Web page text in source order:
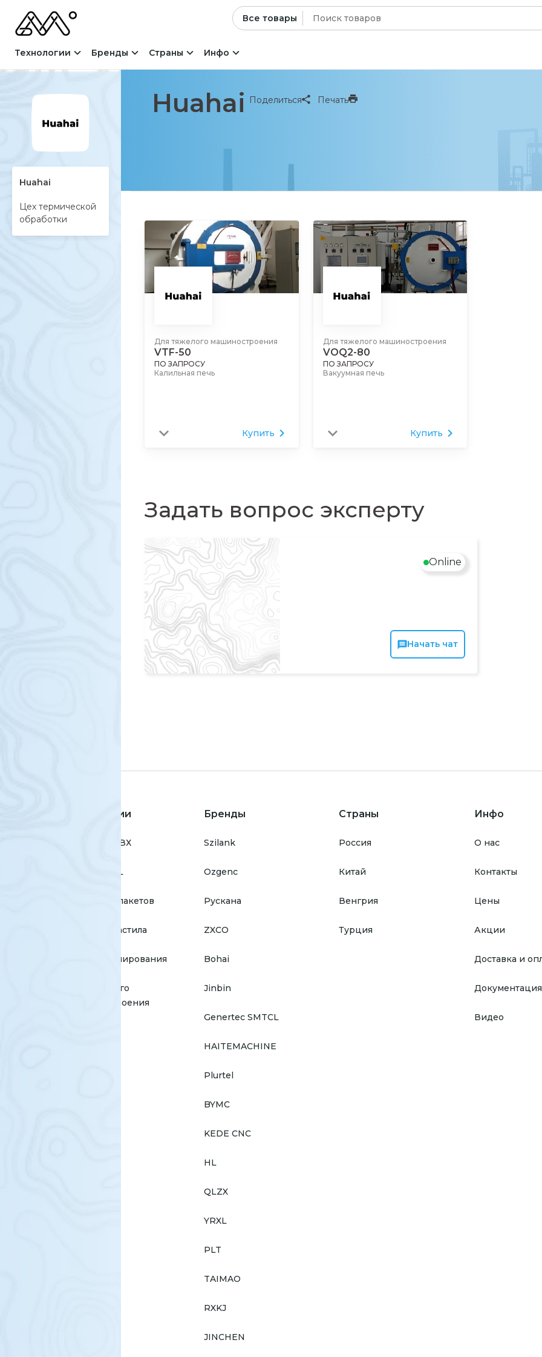
Все товары Искать:
Технологии Бренды Страны Инфо
Huahai
Цех термической
обработки
Huahai Поделиться Печать
Для тяжелого машиностроения
VTF-50
ПО ЗАПРОСУ
Калильная печь
Купить
Для тяжелого машиностроения
VOQ2-80
ПО ЗАПРОСУ
Вакуумная печь
Купить
Задать вопрос эксперту
Online
Начать чат
Технологии
для окон ПВХ
для окон AL
для стеклопакетов
для профнастила
для профилирования
для тяжелого
машиностроения
Бренды
Szilank
Ozgenc
Рускана
ZXCO
Bohai
Jinbin
Genertec SMTCL
HAITEMACHINE
Plurtel
BYMC
KEDE CNC
HL
QLZX
YRXL
PLT
TAIMAO
RXKJ
JINCHEN
Страны
Россия
Китай
Венгрия
Турция
Инфо
О нас
Контакты
Цены
Акции
Доставка и
Документация
Видео